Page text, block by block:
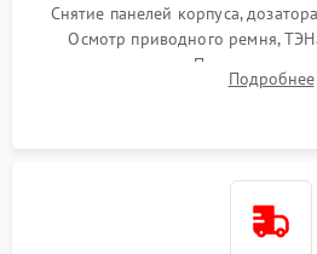
Снятие панелей корпуса,
Осмотр приводного ремня,
амортизаторов. Проверка
крестовины на износ, аПодробнее